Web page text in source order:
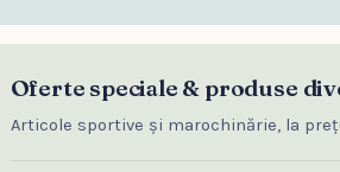
Oferte speciale & produse
Articole sportive și marochinărie, la